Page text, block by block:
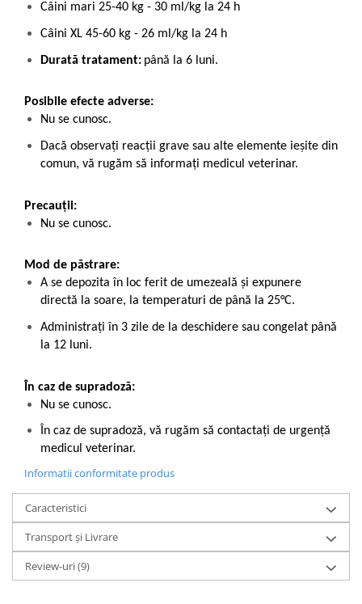
Câini mari 25-40 kg - 30 ml/kg la 24 h
Câini XL 45-60 kg - 26 ml/kg la 24 h
Durată tratament: până la 6 luni.
Posibile efecte adverse:
Nu se cunosc.
Dacă observaţi reacţii grave sau alte elemente ieșite din
comun, vă rugăm să informați medicul veterinar.
Precauții:
Nu se cunosc.
Mod de păstrare:
A se depozita în loc ferit de umezeală și expunere
directă la soare, la temperaturi de până la 25°C.
Administrați în 3 zile de la deschidere sau congelat până
la 12 luni.
În caz de supradoză:
Nu se cunosc.
În caz de supradoză, vă rugăm să contactați de urgență
medicul veterinar.
Informatii conformitate produs
Caracteristici
Transport și Livrare
Review-uri(9)